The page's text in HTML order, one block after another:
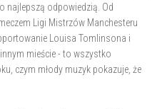
najlepszą odpowiedzią. Od
Ligi Mistrzów Manchesteru
Louisa Tomlinsona i
mieście - to wszystko
czym młody muzyk pokazuje, że